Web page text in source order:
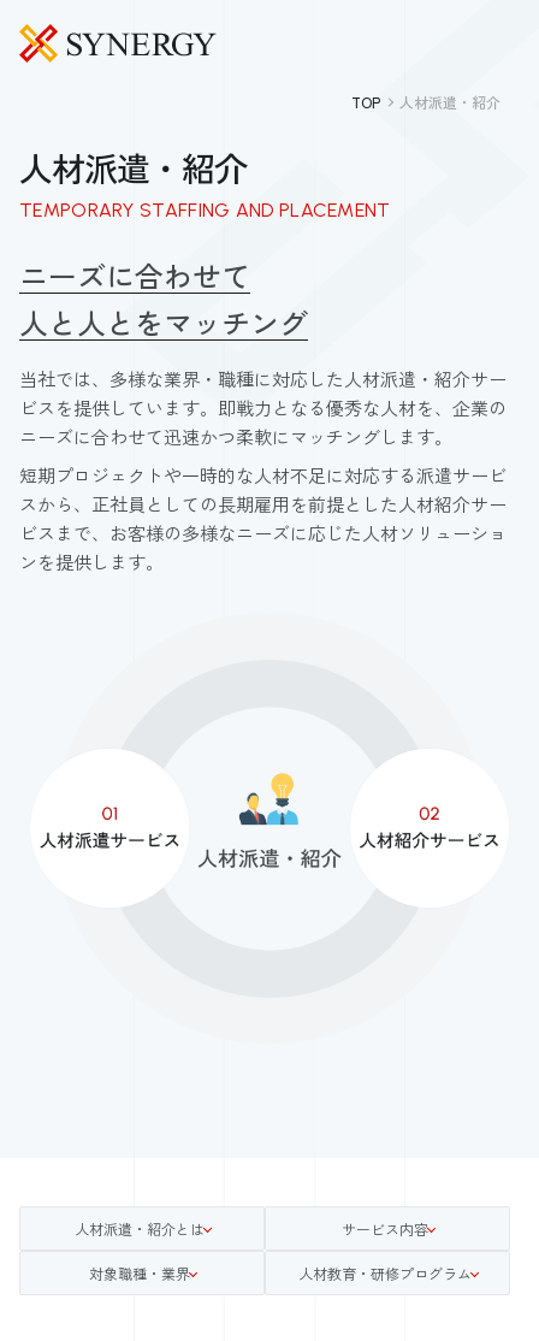
人材派遣・紹介
TEMPORARY STAFFING AND PLACEMENT
TOP 人材派遣・紹介
ニーズに合わせて
人と人とをマッチング
当社では、多様な業界・職種に対応した人材派遣・紹介サー
ビスを提供しています。即戦力となる優秀な人材を、企業の
ニーズに合わせて迅速かつ柔軟にマッチングします。
短期プロジェクトや一時的な人材不足に対応する派遣サービ
スから、正社員としての長期雇用を前提とした人材紹介サー
ビスまで、お客様の多様なニーズに応じた人材ソリューショ
ンを提供します。
人材派遣・紹介とは サービス内容
対象職種・業界 人材教育・研修プログラム